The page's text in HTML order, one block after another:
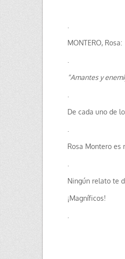
MONTERO, Rosa:
“Amantes y
De cada uno de
Rosa Montero es
Ningún relato te
¡Magníficos!